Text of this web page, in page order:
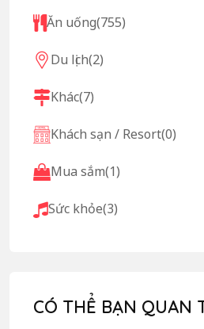
Ăn uống(755)
Du lịch(2)
Khác(7)
Khách sạn / Resort(0)
Mua sắm(1)
Sức khỏe(3)
CÓ THỂ BẠN QUAN